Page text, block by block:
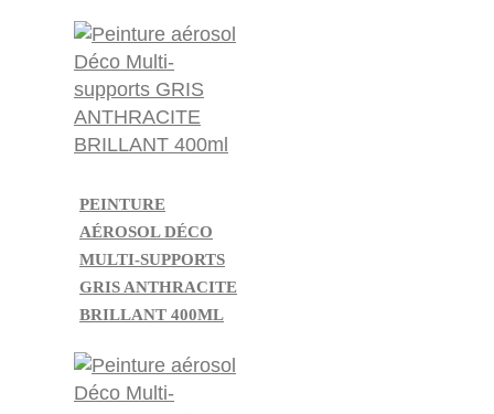
PEINTURE
AÉROSOL DÉCO
MULTI-SUPPORTS
GRIS ANTHRACITE
BRILLANT 400ML